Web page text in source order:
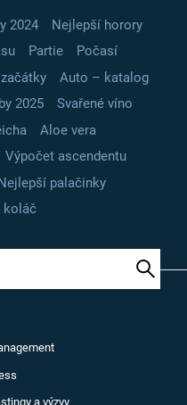
2024
Nejlepší horory
Partie
Počasí
Auto – katalog
2025
Svařené víno
Aloe vera
Výpočet ascendentu
palačinky
koláč
a výzvy